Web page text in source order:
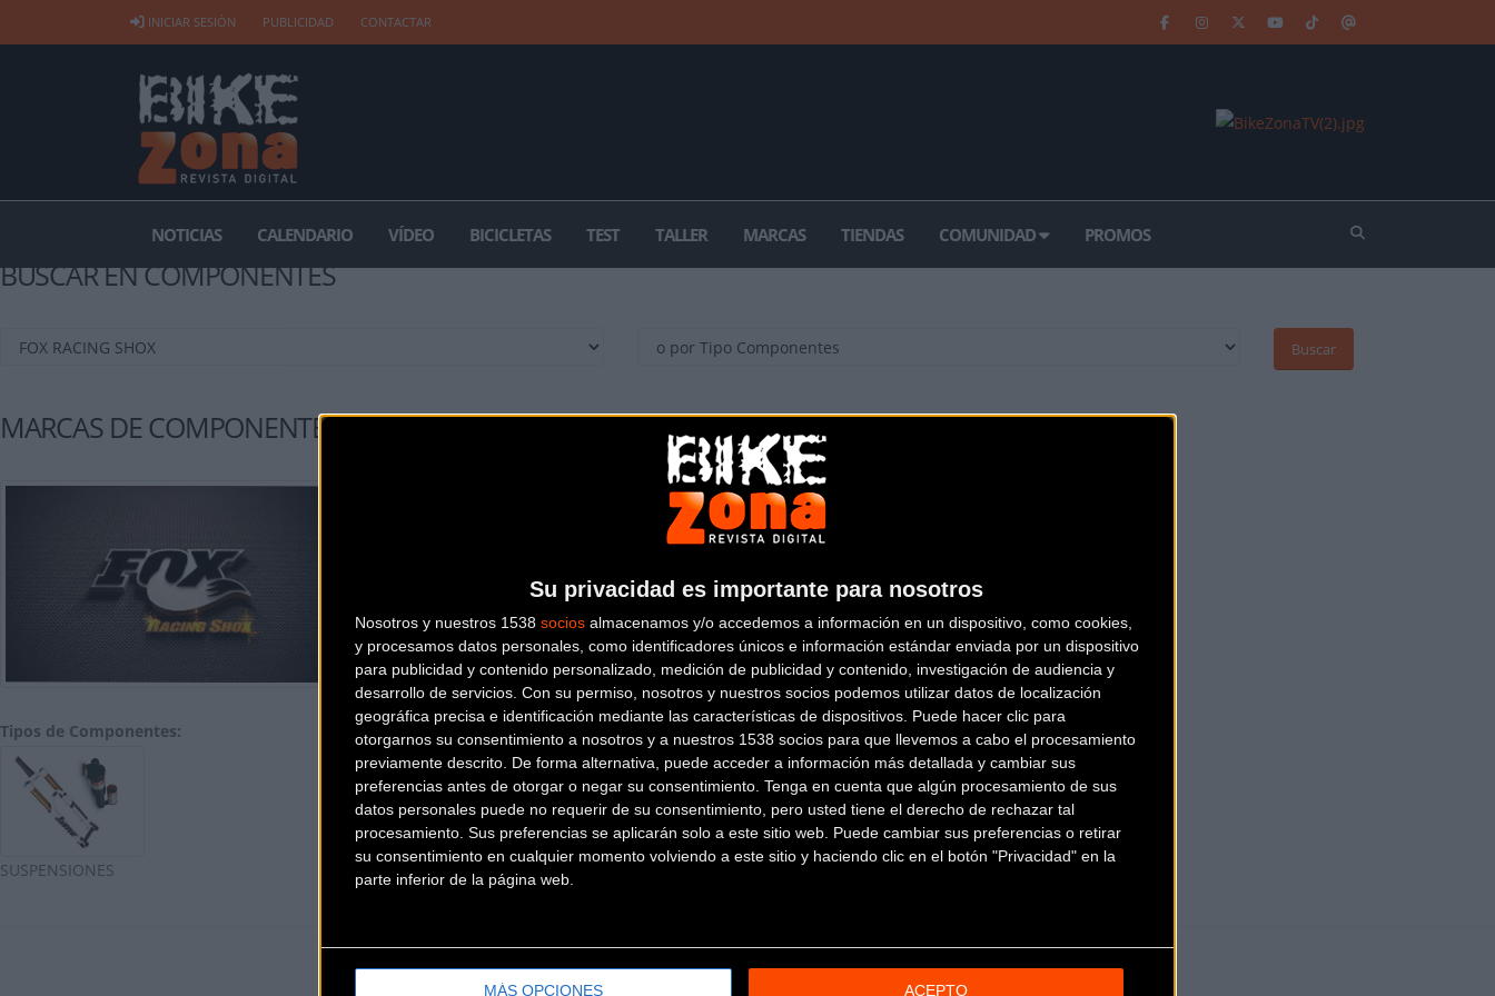
Su privacidad es importante para nosotros
Nosotros y nuestros 1538 socios almacenamos y/o accedemos a información en un dispositivo, como cookies,
y procesamos datos personales, como identificadores únicos e información estándar enviada por un dispositivo
para publicidad y contenido personalizado, medición de publicidad y contenido, investigación de audiencia y
desarrollo de servicios. Con su permiso, nosotros y nuestros socios podemos utilizar datos de localización
geográfica precisa e identificación mediante las características de dispositivos. Puede hacer clic para
otorgarnos su consentimiento a nosotros y a nuestros 1538 socios para que llevemos a cabo el procesamiento
previamente descrito. De forma alternativa, puede acceder a información más detallada y cambiar sus
preferencias antes de otorgar o negar su consentimiento. Tenga en cuenta que algún procesamiento de sus
datos personales puede no requerir de su consentimiento, pero usted tiene el derecho de rechazar tal
procesamiento. Sus preferencias se aplicarán solo a este sitio web. Puede cambiar sus preferencias o retirar
su consentimiento en cualquier momento volviendo a este sitio y haciendo clic en el botón "Privacidad" en la
parte inferior de la página web.
MÁS OPCIONES ACEPTO
INICIAR SESIÓN PUBLICIDAD CONTACTAR
NOTICIAS CALENDARIO VÍDEO BICICLETAS TEST TALLER MARCAS TIENDAS COMUNIDAD PROMOS
BUSCAR EN COMPONENTES
Buscar
MARCAS DE COMPONENTES
Tipos de Componentes:
SUSPENSIONES